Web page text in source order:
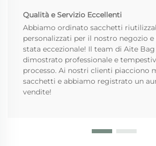
Qualità e Servizio Eccellenti
Abbiamo ordinato sacchetti
personalizzati per il nostro negozio
stata eccezionale! Il team di Aite Bag
dimostrato professionale e
processo. Ai nostri clienti piacciono
sacchetti e abbiamo registrato un
vendite!